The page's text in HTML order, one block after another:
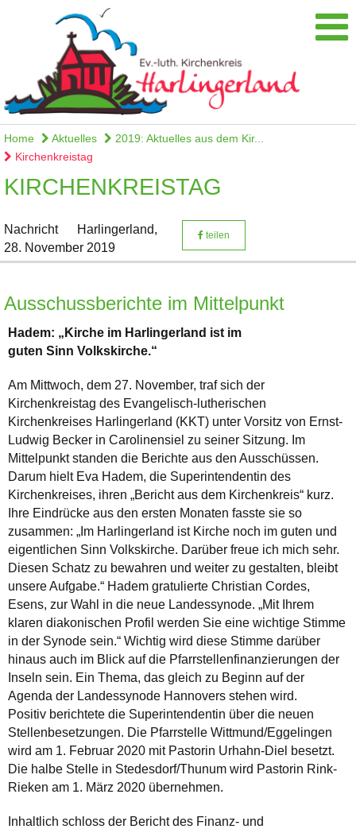
Home Aktuelles
2019: Aktuelles aus dem Kir...
Kirchenkreistag
KIRCHENKREISTAG
Nachricht
Harlingerland,
28. November 2019
teilen
Ausschussberichte im Mittelpunkt
Hadem: „Kirche im Harlingerland ist im
guten Sinn Volkskirche.“
Am Mittwoch, dem 27. November, traf sich der
Kirchenkreistag des Evangelisch-lutherischen
Kirchenkreises Harlingerland (KKT) unter Vorsitz von Ernst-
Ludwig Becker in Carolinensiel zu seiner Sitzung. Im
Mittelpunkt standen die Berichte aus den Ausschüssen.
Darum hielt Eva Hadem, die Superintendentin des
Kirchenkreises, ihren „Bericht aus dem Kirchenkreis“ kurz.
Ihre Eindrücke aus den ersten Monaten fasste sie so
zusammen: „Im Harlingerland ist Kirche noch im guten und
eigentlichen Sinn Volkskirche. Darüber freue ich mich sehr.
Diesen Schatz zu bewahren und weiter zu gestalten, bleibt
unsere Aufgabe.“ Hadem gratulierte Christian Cordes,
Esens, zur Wahl in die neue Landessynode. „Mit Ihrem
klaren diakonischen Profil werden Sie eine wichtige Stimme
in der Synode sein.“ Wichtig wird diese Stimme darüber
hinaus auch im Blick auf die Pfarrstellenfinanzierungen der
Inseln sein. Ein Thema, das gleich zu Beginn auf der
Agenda der Landessynode Hannovers stehen wird.
Positiv berichtete die Superintendentin über die neuen
Stellenbesetzungen. Die Pfarrstelle Wittmund/Eggelingen
wird am 1. Februar 2020 mit Pastorin Urhahn-Diel besetzt.
Die halbe Stelle in Stedesdorf/Thunum wird Pastorin Rink-
Rieken am 1. März 2020 übernehmen.
Inhaltlich schloss der Bericht des Finanz- und